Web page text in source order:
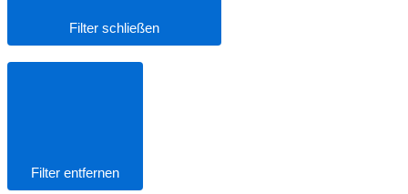
Filter schließen
Filter entfernen